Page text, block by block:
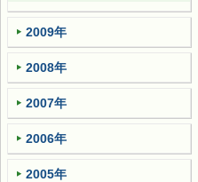
2009年
2008年
2007年
2006年
2005年